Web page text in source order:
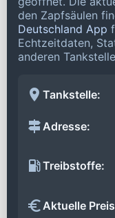
den Zapfsäulen
Deutschland App
Echtzeitdaten,
anderen
Tankstelle:
Adresse:
Treibstoffe:
Aktuelle